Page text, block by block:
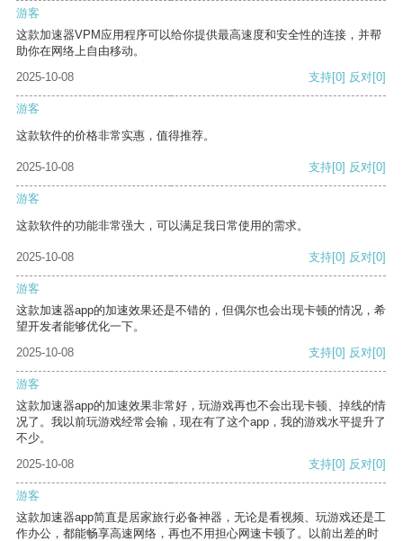
游客
这款加速器VPM应用程序可以给你提供最高速度和安全性的连接，并帮
助你在网络上自由移动。
2025-10-08
支持[0] 反对[0]
游客
这款软件的价格非常实惠，值得推荐。
2025-10-08 支持[0] 反对[0]
游客
这款软件的功能非常强大，可以满足我日常使用的需求。
2025-10-08 支持[0] 反对[0]
游客
这款加速器app的加速效果还是不错的，但偶尔也会出现卡顿的情况，希
望开发者能够优化一下。
2025-10-08
支持[0] 反对[0]
游客
这款加速器app的加速效果非常好，玩游戏再也不会出现卡顿、掉线的情
况了。我以前玩游戏经常会输，现在有了这个app，我的游戏水平提升了
不少。
2025-10-08
支持[0] 反对[0]
游客
这款加速器app简直是居家旅行必备神器，无论是看视频、玩游戏还是工
作办公，都能畅享高速网络，再也不用担心网速卡顿了。以前出差的时